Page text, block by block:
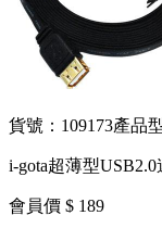
貨號：109173產品
i-gota超薄型
會員價 $ 189